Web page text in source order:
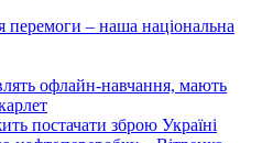
– наша національна
офлайн-навчання, мають
постачати зброю Україні